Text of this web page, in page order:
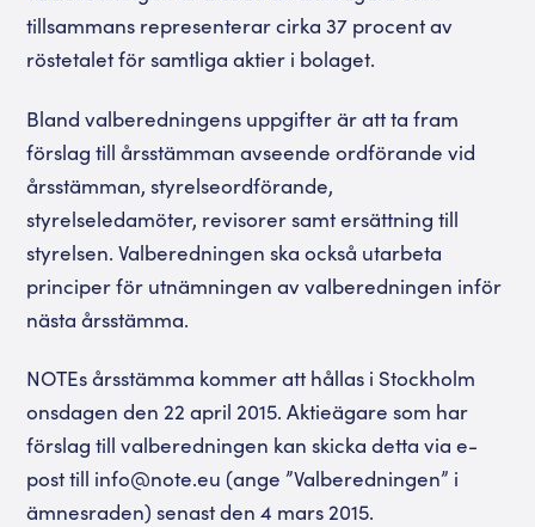
tillsammans representerar cirka 37 procent av
röstetalet för samtliga aktier i bolaget.
Bland valberedningens uppgifter är att ta fram
förslag till årsstämman avseende ordförande vid
årsstämman, styrelseordförande,
styrelseledamöter, revisorer samt ersättning till
styrelsen. Valberedningen ska också utarbeta
principer för utnämningen av valberedningen inför
nästa årsstämma.
NOTEs årsstämma kommer att hållas i Stockholm
onsdagen den 22 april 2015. Aktieägare som har
förslag till valberedningen kan skicka detta via e-
post till info@note.eu (ange ”Valberedningen” i
ämnesraden) senast den 4 mars 2015.